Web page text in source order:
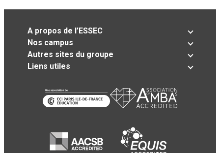
A propos de l’ESSEC
Nos campus
Autres sites du groupe
Liens utiles